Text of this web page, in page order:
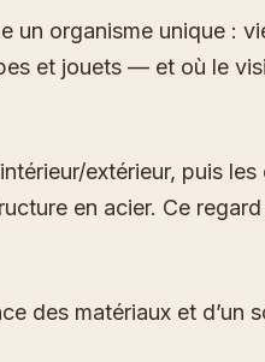
organisme unique :
et jouets — et où le
extérieur, puis les
en acier. Ce
des matériaux et d’un